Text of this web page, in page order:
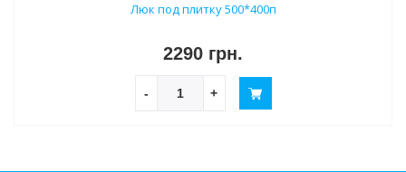
Люк под плитку 500*400п
2290 грн.
- +